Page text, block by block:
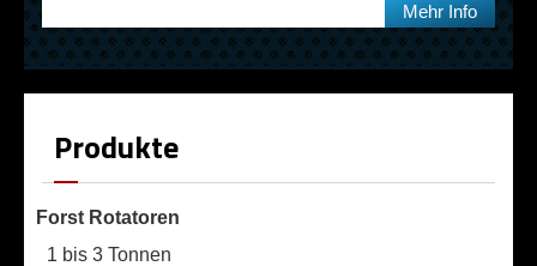
Mehr Info
Produkte
Forst Rotatoren
1 bis 3 Tonnen